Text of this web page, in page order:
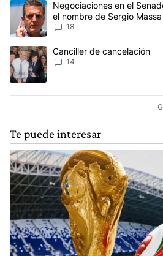
Un artículo de tendencia con el título
Negociaciones en el
el nombre de Sergio Massa
18
Un artículo de tendencia con el título
Canciller de cancelación
14